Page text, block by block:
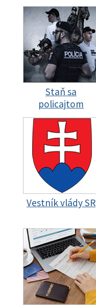
Staň sa
policajtom
Vestník vlády SR